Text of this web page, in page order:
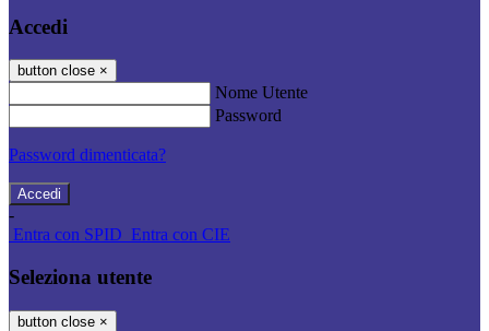
Accedi
button close ×
Nome Utente
Password
Password dimenticata?
-
Entra con SPID Entra con CIE
Seleziona utente
button close ×